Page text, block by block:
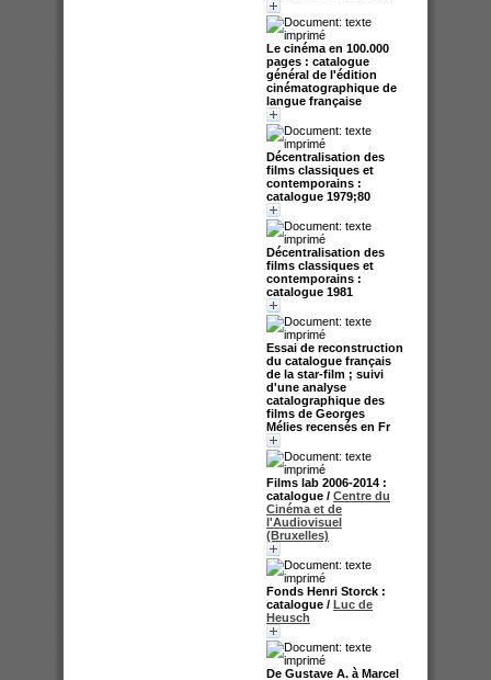
Le cinéma en 100.000
pages : catalogue
général de l'édition
cinématographique de
langue française
Décentralisation des
films classiques et
contemporains :
catalogue 1979;80
Décentralisation des
films classiques et
contemporains :
catalogue 1981
Essai de reconstruction
du catalogue français
de la star-film ; suivi
d'une analyse
catalographique des
films de Georges
Mélies recensés en Fr
Films lab 2006-2014 :
catalogue / Centre du
Cinéma et de
l'Audiovisuel
(Bruxelles)
Fonds Henri Storck :
catalogue / Luc de
Heusch
De Gustave A. à Marcel